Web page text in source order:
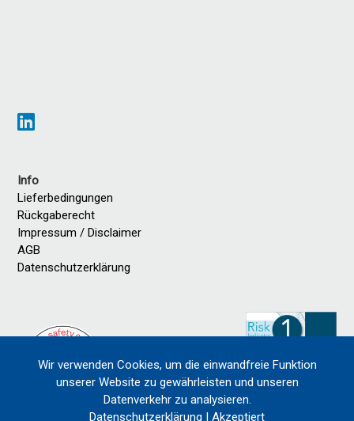
Info
Lieferbedingungen
Rückgaberecht
Impressum / Disclaimer
AGB
Datenschutzerklärung
Wir verwenden Cookies, um die einwandfreie Funktion
unserer Website zu gewährleisten und unseren
Datenverkehr zu analysieren.
Datenschutzerklärung | Akzeptiert